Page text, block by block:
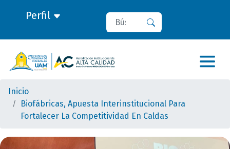
Perfil Buscar
Inicio
Biofábricas, Apuesta Interinstitucional Para
Fortalecer La Competitividad En Caldas